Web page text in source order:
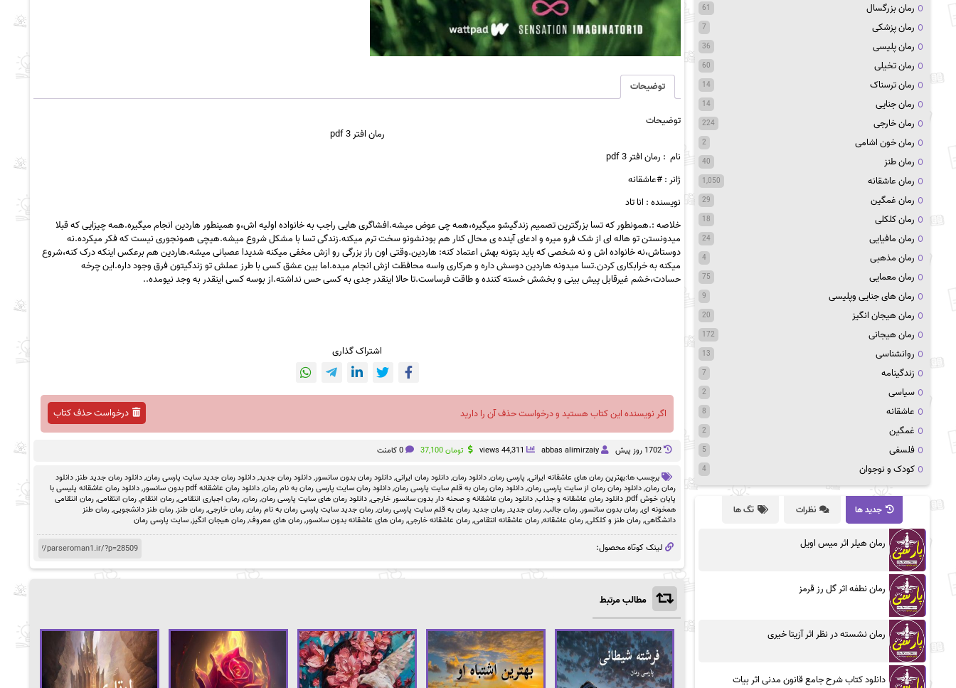
توضیحات
توضیحات
رمان افتر 3 pdf
نام : رمان افتر 3 pdf
ژانر : #عاشقانه
نویسنده : انا تاد
خلاصه :.همونطور که تسا بزرگترین تصمیم زندگیشو میگیره،همه چی عوض میشه.افشاگری هایی راجب به خانواده اولیه اش،و همینطور هاردین انجام میگیره.همه چیزایی که قبلا
میدونستن تو هاله ای از شک فرو میره و ادعای آینده ی محال کنار هم بودنشونو سخت ترم میکنه.زندگی تسا با مشکل شروع میشه.هیچی همونجوری نیست که فکر میکرده.نه
دوستاش،نه خانواده اش و نه شخصی که باید بتونه بهش اعتماد کنه: هاردین.وقتی اون راز بزرگی رو ازش مخفی میکنه شدیدا عصبانی میشه.هاردین هم برعکس اینکه درک کنه،شروع
میکنه به خرابکاری کردن.تسا میدونه هاردین دوسش داره و هرکاری واسه محافظت ازش انجام میده.اما بین عشق کسی با طرز عملش تو زندگیتون فرق وجود داره.این چرخه
حسادت،خشم غیرقابل پیش بینی و بخشش خسته کننده و طاقت فرساست.تا حالا اینقدر جدی به کسی حس نداشته.از بوسه کسی اینقدر به وجد نیومده‌..
اشتراک گذاری
اگر نویسنده این کتاب هستید و درخواست حذف آن را دارید درخواست حذف کتاب
1702 روز پيش abbas alimirzaiy
44,311 views تومان 0 کامنت
برچسب ها:بهترین رمان های عاشقانه ایرانی, پارسی رمان,دانلود رمان,دانلود رمان ایرانی,دانلود رمان بدون سانسور,دانلود رمان جدید,دانلود رمان جدید سایت پارسی رمان,دانلود رمان جدید طنز,دانلود
رمان رمان,دانلود رمان رمان از سایت پارسی رمان,دانلود رمان رمان به قلم سایت پارسی رمان,دانلود رمان سایت پارسی رمان به نام رمان,دانلود رمان عاشقانه pdf بدون سانسور ,دانلود رمان عاشقانه پلیسی با
پایان خوش pdf
,دانلود رمان عاشقانه و جذاب,دانلود رمان عاشقانه و صحنه دار بدون سانسور خارجی,دانلود رمان های سایت پارسی رمان,رمان,رمان اجباری انتقامی,رمان انتقام,رمان انتقامی,رمان انتقامی
همخونه ای,رمان بدون سانسور,رمان جالب,رمان جدید,رمان جدید رمان به قلم سایت پارسی رمان,رمان جدید سایت پارسی رمان به نام رمان,رمان خارجی,رمان طنز,رمان طنز دانشجویی,رمان طنز
دانشگاهی,رمان طنز و کلکلی,رمان عاشقانه,رمان عاشقانه انتقامی,رمان عاشقانه خارجی,رمان های عاشقانه بدون سانسور,رمان های معروف,رمان هیجان انگیز,سایت پارسی رمان
لینک کوتاه محصول:
مطالب مرتبط
رمان بزرگسال 61
رمان پزشکی 7
رمان پلیسی 36
رمان تخیلی 60
رمان ترسناک 14
رمان جنایی 14
رمان خارجی 224
رمان خون اشامی 2
رمان طنز 40
رمان عاشقانه 1,050
رمان غمگین 29
رمان کلکلی 18
رمان مافیایی 24
رمان مذهبی 4
رمان معمایی 75
رمان های جنایی وپلیسی 9
رمان هیجان انگیز 20
رمان هیجانی 172
روانشناسی 13
زندگینامه 7
سیاسی 2
عاشقانه 8
غمگین 2
فلسفی 5
کودک و نوجوان 4
جدید ها نظرات تگ ها
رمان هیلر اثر میس اویل
رمان نطفه اثر گل رز قرمز
رمان نشسته در نظر اثر آزیتا خیری
دانلود کتاب شرح جامع قانون مدنی اثر بیات